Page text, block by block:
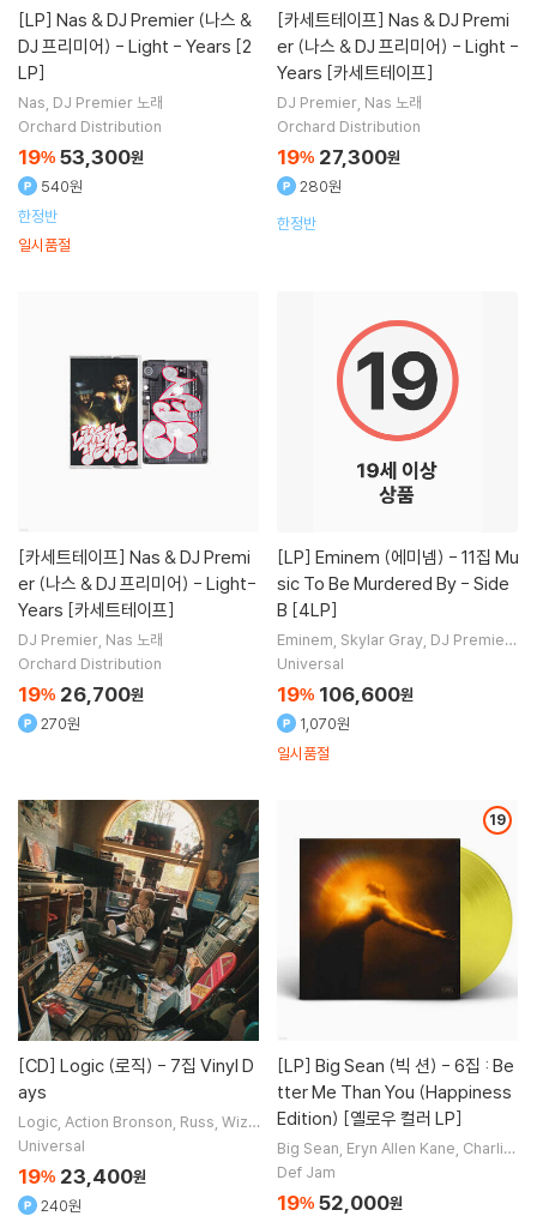
[LP] Nas & DJ Premier (나스 &
DJ 프리미어) - Light - Years [2
LP]
Nas DJ Premier 노래
Orchard Distribution
19% 53,300원
540원
한정반
일시품절
[카세트테이프] Nas & DJ Premi
er (나스 & DJ 프리미어) - Light -
Years [카세트테이프]
DJ Premier Nas 노래
Orchard Distribution
19% 27,300원
280원
한정반
[카세트테이프] Nas & DJ Premi
er (나스 & DJ 프리미어) - Light-
Years [카세트테이프]
DJ Premier Nas 노래
Orchard Distribution
19% 26,700원
270원
[LP] Eminem (에미넴) - 11집 Mu
sic To Be Murdered By - Side
B [4LP]
Eminem Skylar Gray DJ Premier
Ty Dolla $ign
Universal
19% 106,600원
1,070원
일시품절
[CD] Logic (로직) - 7집 Vinyl D
ays
Logic Action Bronson Russ Wiz
Khalifa노래 외 4명
Universal
19% 23,400원
240원
19
[LP] Big Sean (빅 션) - 6집 : Be
tter Me Than You (Happiness
Edition) [옐로우 컬러 LP]
Big Sean Eryn Allen Kane Charlie
Wilson Thundercat
Def Jam
19% 52,000원